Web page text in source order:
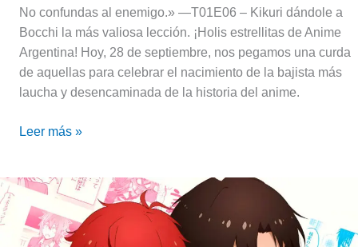
No confundas al enemigo.» —T01E06 – Kikuri dándole a
Bocchi la más valiosa lección. ¡Holis estrellitas de Anime
Argentina! Hoy, 28 de septiembre, nos pegamos una curda
de aquellas para celebrar el nacimiento de la bajista más
laucha y desencaminada de la historia del anime.
Leer más »
Tomo-
chan
wa